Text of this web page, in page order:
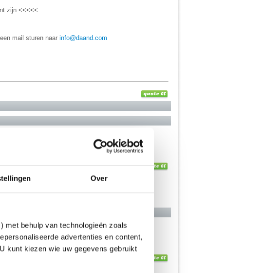
Over
met behulp van technologieën zoals
advertenties en content,
kunt kiezen wie uw gegevens gebruikt
zijn <<<<<
mail sturen naar info@daand.com